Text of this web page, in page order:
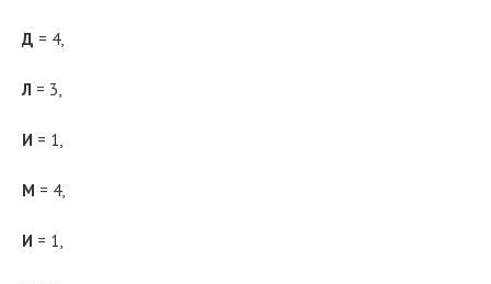
Д = 4,
Л = 3,
И = 1,
М = 4,
И = 1,